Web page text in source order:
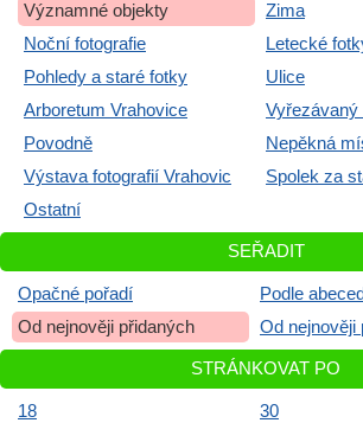
Významné objekty
Zima
Noční fotografie
Letecké
Pohledy a staré fotky
Ulice
Arboretum Vrahovice
Vyřezávaný
Povodně
Nepěkná
Výstava fotografií Vrahovic
Spolek za
Ostatní
SEŘADIT
Opačné pořadí
Podle
Od nejnověji přidaných
Od nejnověji
STRÁNKOVAT PO
18 30